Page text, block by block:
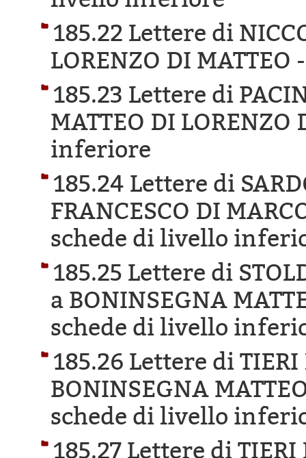
185.22 Lettere di
LORENZO DI MATTEO
185.23 Lettere di
MATTEO DI LORENZO
inferiore
185.24 Lettere di
FRANCESCO DI
schede di livello
185.25 Lettere di
a BONINSEGNA
schede di livello
185.26 Lettere di
BONINSEGNA
schede di livello
185.27 Lettere di TIERI